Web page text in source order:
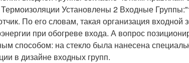
Установлены 2 Входные
По его словам, такая организация
при обогреве входа. А вопрос
способом: на стекло была нанесена
в дизайне входных групп.